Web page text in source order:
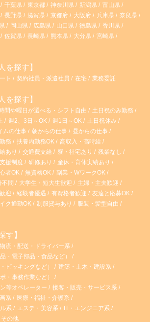
千葉県 東京都 神奈川県 新潟県
富山県
長野県 滋賀県 京都府 大阪府 兵庫県
奈良県
岡山県 広島県 山口県 徳島県
香川県
佐賀県 長崎県 熊本県 大分県
宮崎県
を探す】
ト 契約社員・派遣社員 在宅 業務委託
を探す】
間や曜日が選べる・シフト自由
土日祝のみ勤務
週2、3日～OK 週1日～OK
土日祝休み
ムの仕事 朝からの仕事
昼からの仕事
務 扶養内勤務OK
高収入・高時給
あり 交通費支給 寮・社宅あり
残業なし
援制度 研修あり
産休・育休実績あり
者OK 無資格OK
副業・WワークOK
不問 大学生・短大生歓迎
主婦・主夫歓迎
迎 経験者優遇 有資格者歓迎
友達と応募OK
ク通勤OK 制服貸与あり
服装・髪型自由
す】
物流・配送・ドライバー系
・電子部品・食品など）
ピッキングなど）
建築・土木・建設系
・事務作業など）
等オペレーター
接客・販売・サービス系
系
医療・福祉・介護系
系
エステ・美容系
IT・エンジニア系
その他